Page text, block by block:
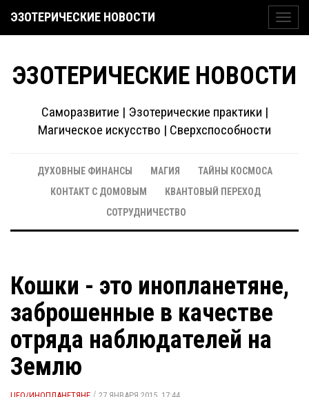
ЭЗОТЕРИЧЕСКИЕ НОВОСТИ
ЭЗОТЕРИЧЕСКИЕ НОВОСТИ
Саморазвитие | Эзотерические практики |
Магическое искусство | Сверхспособности
ДУХОВНЫЕ ФИНАНСЫ МАГИЯ
ТАЙНЫ КОСМОСА
КОНТАКТ С ДОМОВЫМ
КВАНТОВЫЙ ПЕРЕХОД
СОТРУДНИЧЕСТВО
Кошки - это инопланетяне,
заброшенные в качестве
отряда наблюдателей на
Землю
/